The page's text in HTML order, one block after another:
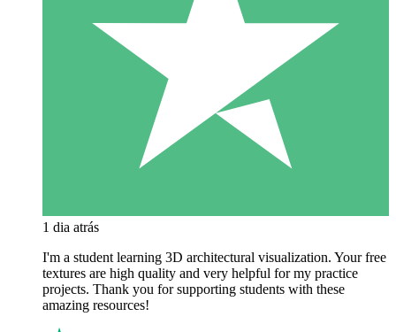
1 dia atrás
I'm a student learning 3D architectural visualization. Your free
textures are high quality and very helpful for my practice
projects. Thank you for supporting students with these
amazing resources!